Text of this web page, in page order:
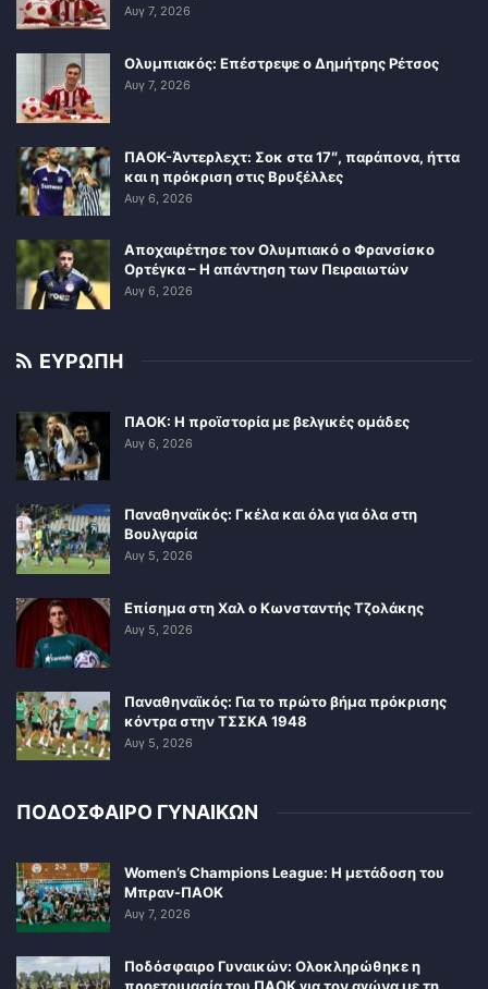
Αυγ 7, 2026
Ολυμπιακός: Επέστρεψε ο Δημήτρης Ρέτσος
Αυγ 7, 2026
ΠΑΟΚ-Άντερλεχτ: Σοκ στα 17″, παράπονα, ήττα
και η πρόκριση στις Βρυξέλλες
Αυγ 6, 2026
Αποχαιρέτησε τον Ολυμπιακό ο Φρανσίσκο
Ορτέγκα – Η απάντηση των Πειραιωτών
Αυγ 6, 2026
ΕΥΡΩΠΗ
ΠΑΟΚ: Η προϊστορία με βελγικές ομάδες
Αυγ 6, 2026
Παναθηναϊκός: Γκέλα και όλα για όλα στη
Βουλγαρία
Αυγ 5, 2026
Επίσημα στη Χαλ ο Κωνσταντής Τζολάκης
Αυγ 5, 2026
Παναθηναϊκός: Για το πρώτο βήμα πρόκρισης
κόντρα στην ΤΣΣΚΑ 1948
Αυγ 5, 2026
ΠΟΔΟΣΦΑΙΡΟ ΓΥΝΑΙΚΩΝ
Women’s Champions League: Η μετάδοση του
Μπραν-ΠΑΟΚ
Αυγ 7, 2026
Ποδόσφαιρο Γυναικών: Ολοκληρώθηκε η